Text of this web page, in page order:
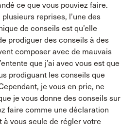
ce que vous pouviez faire.
plusieurs reprises, l’une des
de conseils est qu’elle
prodiguer des conseils à des
composer avec de mauvais
que j’ai avec vous est que
prodiguant les conseils que
je vous en prie, ne
je vous donne des conseils sur
faire comme une déclaration
à vous seule de régler votre